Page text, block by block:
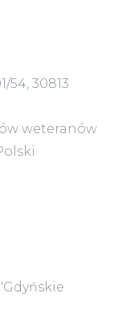
54, 30813
weteranów